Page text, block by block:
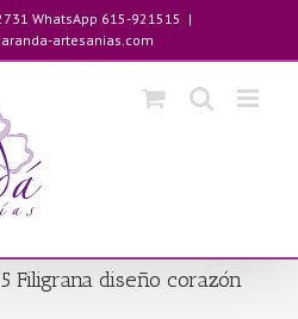
WhatsApp 615-921515 |
artesanias.com
Filigrana diseño corazón